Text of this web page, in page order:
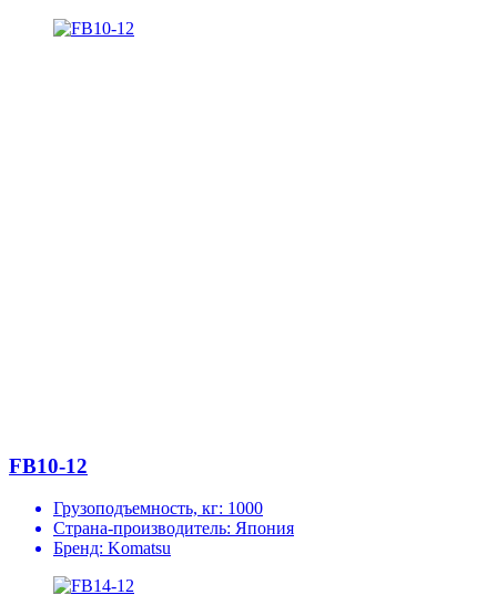
FB10-12
Грузоподъемность, кг: 1000
Страна-производитель: Япония
Бренд: Komatsu